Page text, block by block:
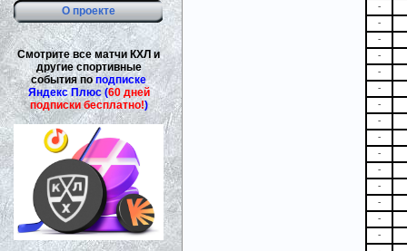
О проекте
Смотрите все матчи КХЛ и
другие спортивные
события поподписке
Яндекс Плюс (60 дней
подписки бесплатно!)
-
-
-
-
-
-
-
-
-
-
-
-
-
-
-